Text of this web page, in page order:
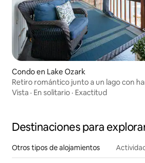
Condo en Lake Ozark
Retiro romántico junto a un lago con
escalones!)
Vista · En solitario · Exactitud
Destinaciones para
Otros tipos de alojamientos